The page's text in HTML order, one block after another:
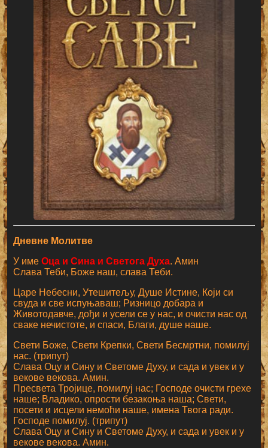
Дневне Молитве
У имеОца и Сина и Светога Духа. Амин
Слава Теби, Боже наш, слава Теби.
Царе Небесни, Утешитељу, Душе Истине, Који си
свуда и све испуњаваш; Ризницо добара и
Животодавче, дођи и усели се у нас, и очисти нас од
сваке нечистоте, и спаси, Благи, душе наше.
Свети Боже, Свети Крепки, Свети Бесмртни, помилуј
нас. (трипут)
Слава Оцу и Сину и Светоме Духу, и сада и увек и у
векове векова. Амин.
Пресвета Тројице, помилуј нас; Господе очисти грехе
наше; Владико, опрости безакоња наша; Свети,
посети и исцели немоћи наше, имена Твога ради.
Господе помилуј. (трипут)
Слава Оцу и Сину и Светоме Духу, и сада и увек и у
векове векова. Амин.